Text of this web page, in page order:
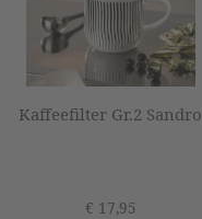
Kaffeefilter Gr.2 Sandro
€ 17,95